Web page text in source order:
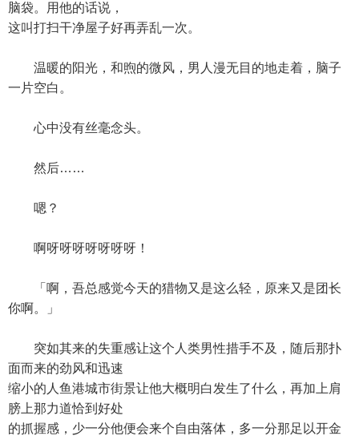
脑袋。用他的话说，
这叫打扫干净屋子好再弄乱一次。
温暖的阳光，和煦的微风，男人漫无目的地走着，脑子
一片空白。
心中没有丝毫念头。
然后……
嗯？
啊呀呀呀呀呀呀呀！
「啊，吾总感觉今天的猎物又是这么轻，原来又是团长
你啊。」
突如其来的失重感让这个人类男性措手不及，随后那扑
面而来的劲风和迅速
缩小的人鱼港城市街景让他大概明白发生了什么，再加上肩
膀上那力道恰到好处
的抓握感，少一分他便会来个自由落体，多一分那足以开金